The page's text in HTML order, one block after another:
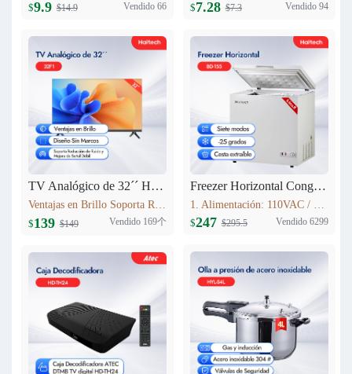
$9.9 $14.9 Vendido 66
TV Analógico de 32´´ Haitech-32F1
$139 $149 Vendido 169个
$7.28 $7.3 Vendido 94
Freezer Horizontal Congelador Nevera 5.6cu.ft (155L) BD-155
$247 $295.5 Vendido 6299